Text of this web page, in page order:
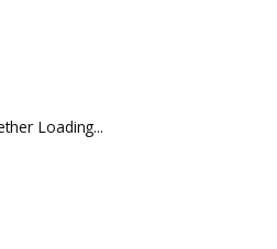
Loading...